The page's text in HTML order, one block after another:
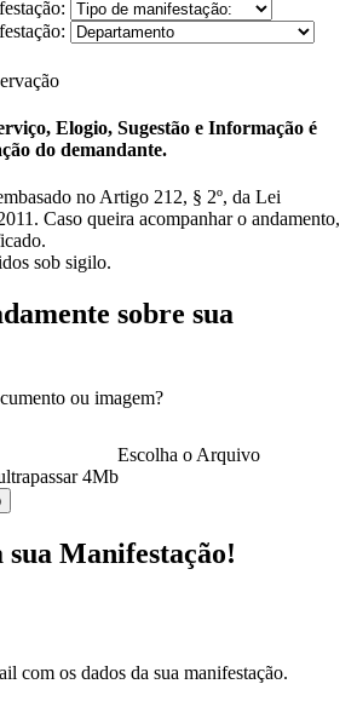
Elogio, Sugestão e Informação é
do demandante.
no Artigo 212, § 2º, da Lei
Caso queira acompanhar o andamento,
sob sigilo.
sobre sua
ou imagem?
Escolha o Arquivo
4Mb
Manifestação!
com os dados da sua manifestação.